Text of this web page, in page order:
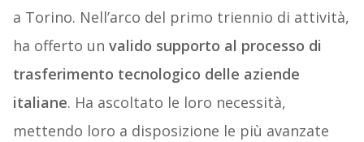
a Torino. Nell’arco del primo triennio di attività,
ha offerto un valido supporto al processo di
trasferimento tecnologico delle aziende
italiane. Ha ascoltato le loro necessità,
mettendo loro a disposizione le più avanzate